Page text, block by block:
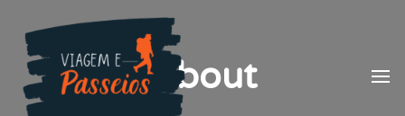
Viagem e Passeios
Lá vem aventura!
About